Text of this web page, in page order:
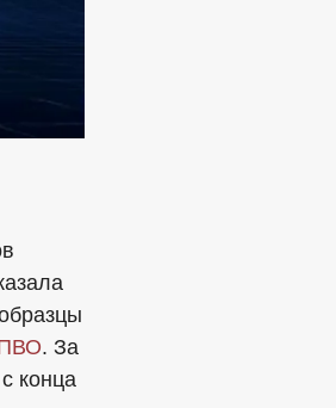
. За
конца